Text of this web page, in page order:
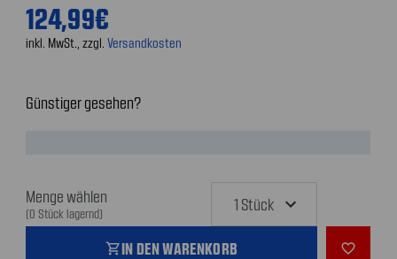
124,99€
inkl. MwSt., zzgl. Versandkosten
Günstiger gesehen?
Menge wählen
(0 Stück lagernd)
shopping_cartIN DEN WARENKORB favorite_outline